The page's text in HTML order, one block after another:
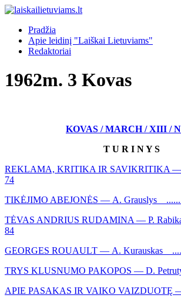
Pradžia
Apie leidinį "Laiškai Lietuviams"
Redaktoriai
1962m. 3 Kovas
KOVAS / MARCH / XIII /
T U R I N Y S
REKLAMA, KRITIKA IR SAVIKRITIKA —
74
TIKĖJIMO ABEJONĖS — A. Grauslys
TĖVAS ANDRIUS RUDAMINA — P.
84
GEORGES ROUAULT — A. Kurauskas
TRYS KLUSNUMO PAKOPOS — D.
APIE PASAKAS IR VAIKO VAIZDUOTĘ